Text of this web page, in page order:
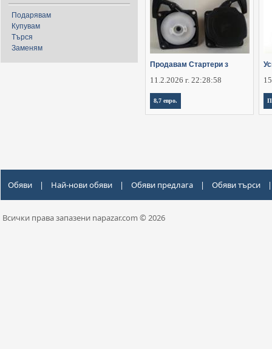
Подарявам
Купувам
Търся
Заменям
Продавам Стартери з
11.2.2026 г. 22:28:58
8,7 евро.
Обяви | Най-нови обяви | Обяви предлага | Обяви търси |
Всички права запазени napazar.com © 2026